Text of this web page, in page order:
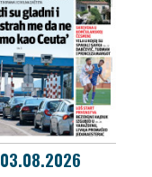
03.08.2026